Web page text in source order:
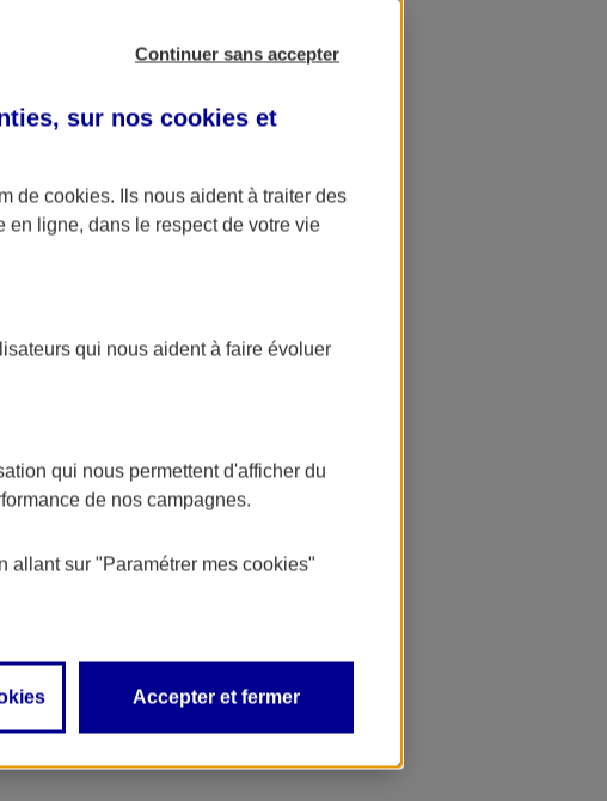
L'application AXA Banque
Continuer sans accepter
sur nos cookies et
de cookies. Ils nous aident à traiter des
en ligne, dans le respect de votre vie
qui nous aident à faire évoluer
qui nous permettent d'afficher du
de nos campagnes.
allant sur "Paramétrer mes cookies"
Accepter et fermer